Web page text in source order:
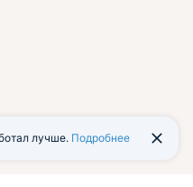
лучше. Подробнее